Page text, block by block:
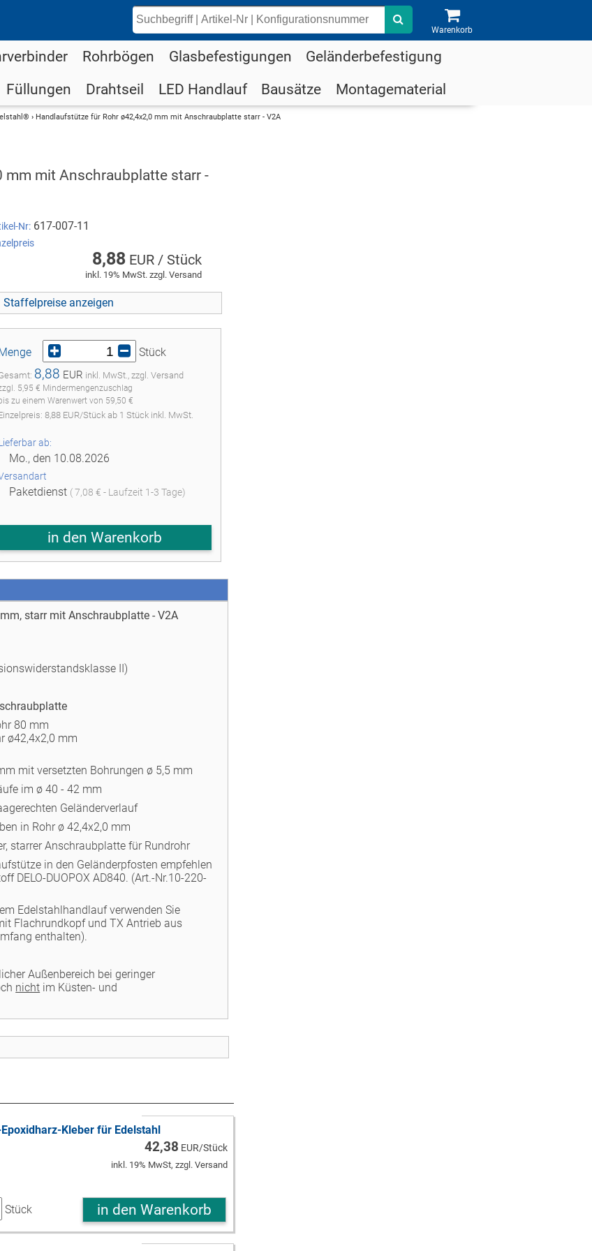
Warenkorb
Rohrbögen Glasbefestigungen
Geländerbefestigung
Füllungen Drahtseil LED Handlauf Bausätze Montagematerial
› Handlaufstütze für Rohr ø42,4x2,0 mm mit Anschraubplatte starr - V2A
mm mit Anschraubplatte starr -
Nr: 617-007-11
8,88 EUR / Stück
inkl. 19% MwSt. zzgl. Versand
Staffelpreise
Stück
8,88 EUR inkl. MwSt., zzgl. Versand
5,95 € Mindermengenzuschlag
zu einem Warenwert von 59,50 €
8,88EUR/Stückab 1 Stück inkl. MwSt.
ab:
Mo., den 10.08.2026
Paketdienst ( 7,08 € - Laufzeit 1-3 Tage)
in den Warenkorb
starr mit Anschraubplatte - V2A
II)
80 mm
ø42,4x2,0 mm
mit versetzten Bohrungen ø 5,5 mm
im ø 40 - 42 mm
Geländerverlauf
in Rohr ø 42,4x2,0 mm
starrer Anschraubplatte für Rundrohr
in den Geländerpfosten empfehlen
DELO-DUOPOX AD840. (Art.-Nr.10-220-
Edelstahlhandlauf verwenden Sie
Flachrundkopf und TX Antrieb aus
enthalten).
Außenbereich bei geringer
nicht im Küsten- und
Epoxidharz-Kleber für Edelstahl
42,38 EUR/Stück
inkl. 19% MwSt, zzgl. Versand
Stück in den Warenkorb